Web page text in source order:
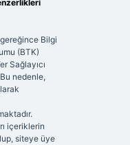
Bilgi
(BTK)
Sağlayıcı
nedenle,
içeriklerin
siteye üye